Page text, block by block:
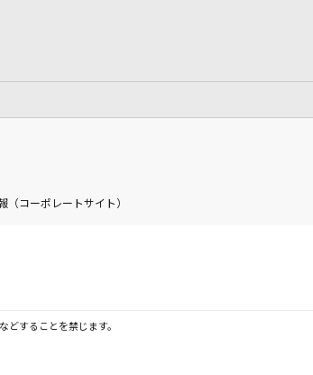
（コーポレートサイト）
どすることを禁じます。